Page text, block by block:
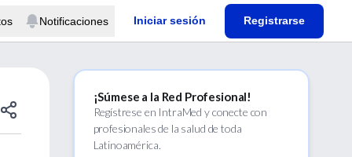
Notificaciones Iniciar sesión Registrarse
¡Súmese a la Red Profesional!
Regístrese en IntraMed y conecte con
profesionales de la salud de toda
Latinoamérica.